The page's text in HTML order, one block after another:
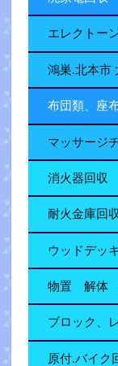
エレクトー
鴻巣.北本市
布団類、座
マッサージ
消火器回収
耐火金庫回
ウッドデッ
物置 解体
ブロック、
原付.バイク